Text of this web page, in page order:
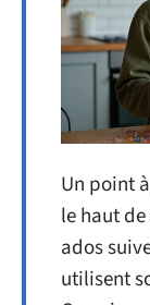
Un point
le haut
ados
utilisent